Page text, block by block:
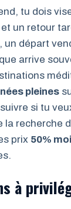
tu dois
un retour
un départ
arrive
pleines
si tu
la recherche
prix 50%
à